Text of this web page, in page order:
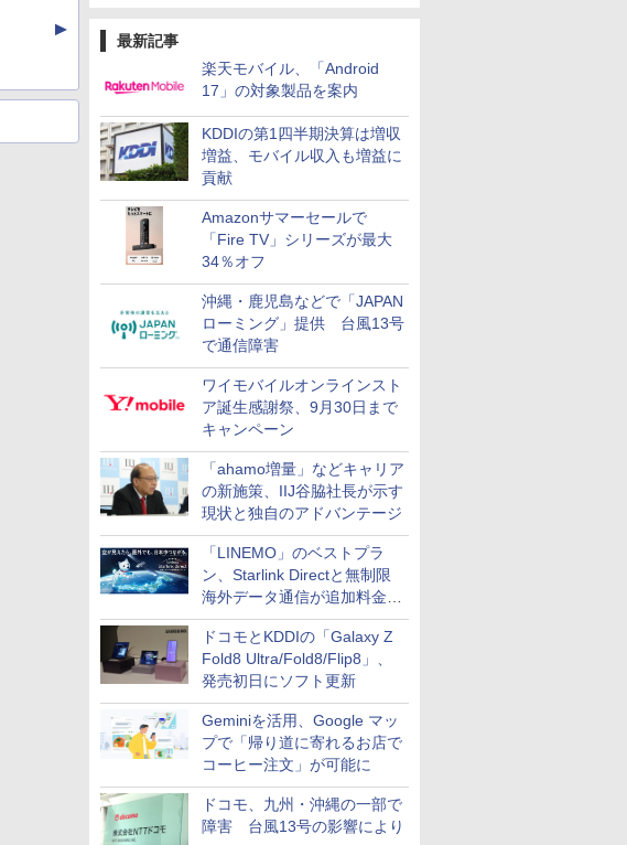
最新記事
楽天モバイル、「Android
17」の対象製品を案内
KDDIの第1四半期決算は増収
増益、モバイル収入も増益に
貢献
Amazonサマーセールで
「Fire TV」シリーズが最大
34％オフ
沖縄・鹿児島などで「JAPAN
ローミング」提供 台風13号
で通信障害
ワイモバイルオンラインスト
ア誕生感謝祭、9月30日まで
キャンペーン
「ahamo増量」などキャリア
の新施策、IIJ谷脇社長が示す
現状と独自のアドバンテージ
「LINEMO」のベストプラ
ン、Starlink Directと無制限
海外データ通信が追加料金な
しに
ドコモとKDDIの「Galaxy Z
Fold8 Ultra/Fold8/Flip8」、
発売初日にソフト更新
Geminiを活用、Google マッ
プで「帰り道に寄れるお店で
コーヒー注文」が可能に
ドコモ、九州・沖縄の一部で
障害 台風13号の影響により
▲